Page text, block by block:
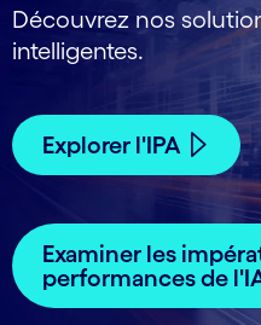
Découvrez nos
intelligentes.
Explorer l'IPA
Examiner les
performances de